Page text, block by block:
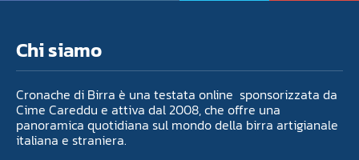
Chi siamo
Cronache di Birra è una testata online sponsorizzata da
Cime Careddu e attiva dal 2008, che offre una
panoramica quotidiana sul mondo della birra artigianale
italiana e straniera.